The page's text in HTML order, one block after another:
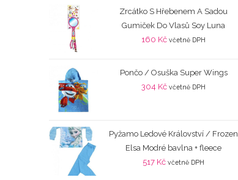
Zrcátko S Hřebenem A Sadou
Gumiček Do Vlasů Soy Luna
160 Kč včetně DPH
Pončo / Osuška Super Wings
304 Kč včetně DPH
Pyžamo Ledové Království / Frozen
Elsa Modré bavlna + fleece
517 Kč včetně DPH